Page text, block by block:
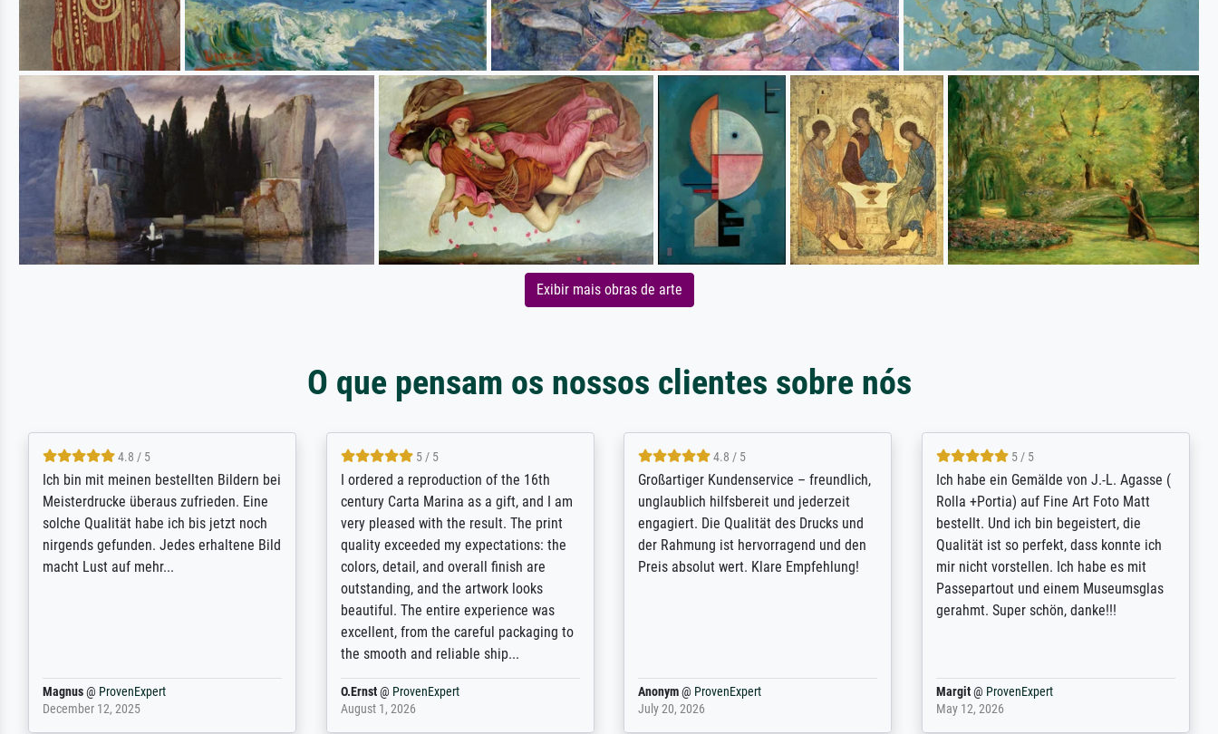
Exibir mais obras de arte
O que pensam os nossos clientes sobre nós
5 / 5
Rundum positive Erfahrung. Die
Ausführung des Auftrags hat eine Weile
gedauert, die angekündigte Lieferzeit
wurde aber letztlich sogar etwas
unterschritten. Die Qualität des Papiers
Dr.@ProvenExpert
February 3, 2026
5 / 5
The team at Meisterdrucke strives to
meet its clients demands, and provides
expert advice on how to obtain the best
results for the prints requested by the
client. The company has a vast
repertoire of prints to choose from, and
will provide excellent service also with
regards to prints which are not in that
repertoire. Highly recommended!
Anonym@ProvenExpert
April 22, 2026
5 / 5
Outstanding quality and customer
support. - the quality of the printing is
excellent and difficult to distinguish
from the real thing; it will be my go-to
for high-quality art prints from now on -
Anonym@ ProvenExpert
January 12, 2026
4.8 / 5
Qualité absolument irréprochable.
Extraordinaire diversité des thèmes
abordés et personnalisation des
demandes (recadrage, réajustement des
couleurs). Relation clientèle parfaite.
Transport, réception sans aucun
problème. Merci à toute l'équipe ! Hervé
Anonym@ProvenExpert
March 31, 2025